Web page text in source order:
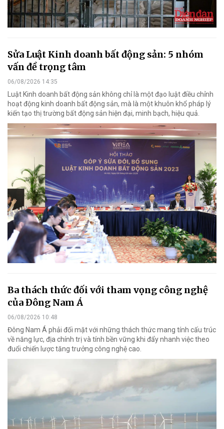
Sửa Luật Kinh doanh bất động sản: 5 nhóm
vấn đề trọng tâm
06/08/2026 14:35
Luật Kinh doanh bất động sản không chỉ là một đạo luật điều chỉnh
hoạt động kinh doanh bất động sản, mà là một khuôn khổ pháp lý
kiến tạo thị trường bất động sản hiện đại, minh bạch, hiệu quả.
Ba thách thức đối với tham vọng công nghệ
của Đông Nam Á
06/08/2026 10:48
Đông Nam Á phải đối mặt với những thách thức mang tính cấu trúc
về năng lực, địa chính trị và tính bền vững khi đẩy nhanh việc theo
đuổi chiến lược tăng trưởng công nghệ cao.